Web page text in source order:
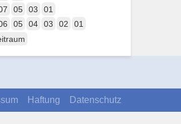
05 03 01
05 04 03 02
01
Haftung Datenschutz